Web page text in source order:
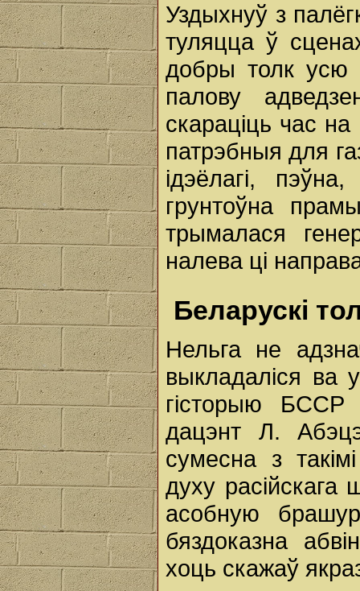
Уздыхнуў з
туляцца ў
добры толк усю
палову
скараціць час
патрэбныя для
ідэёлагі,
грунтоўна
трымалася
налева ці
Беларускі
Нельга не
выкладаліся ва
гісторыю БССР
дацэнт Л.
сумесна з
духу расійскага
асобную
бяздоказна
хоць скажаў